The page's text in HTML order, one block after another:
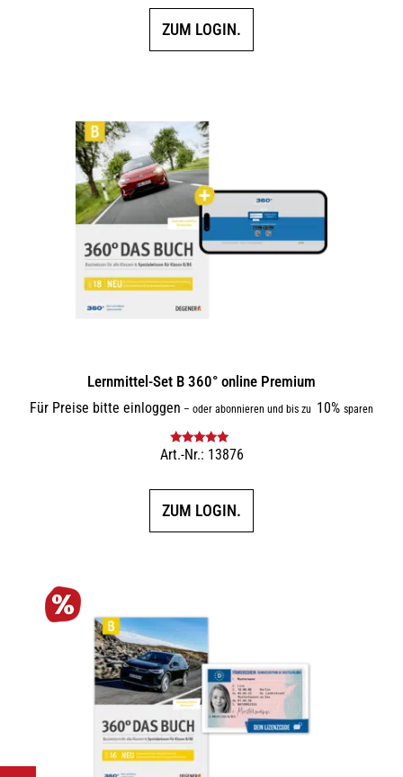
ZUM LOGIN.
Lernmittel-Set B 360° online Premium
Für Preise bitte einloggen – oder abonnieren und bis zu 10% sparen
Bewertet mit
Art.-Nr.: 13876
ZUM LOGIN.